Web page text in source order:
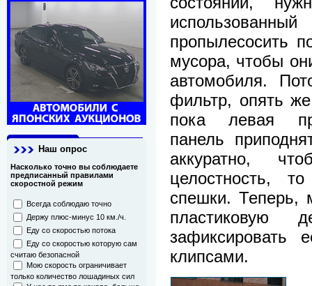
Наш опрос
Насколько точно вы соблюдаете
предписанный правилами
скоростной режим
Всегда соблюдаю точно
Держу плюс-минус 10 км./ч.
Еду со скоростью потока
Еду со скоростью которую сам
считаю безопасной
Мою скорость ограничивает
только количество лошадиных сил
пропылесосить
мусора, чтобы
автомобиля.
фильтр, опять
пока левая
панель
аккуратно,
целостность,
спешки. Теперь,
пластиковую
зафиксировать
клипсами.